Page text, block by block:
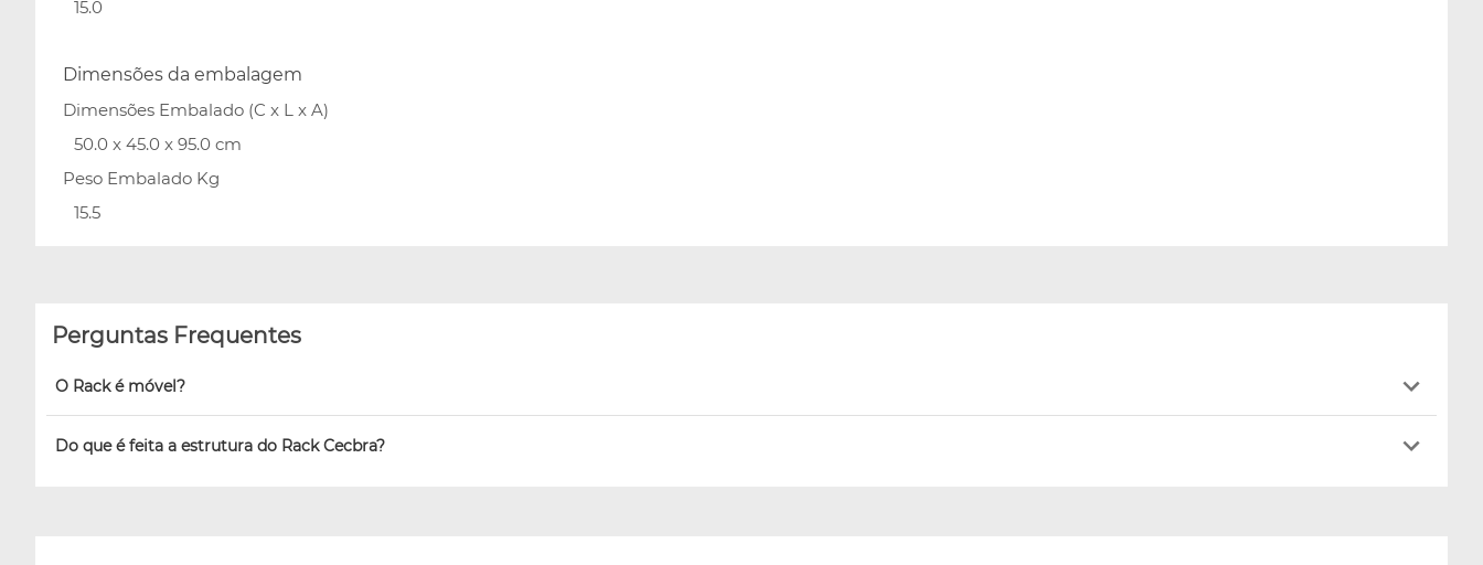
15.0
Dimensões da embalagem
Dimensões Embalado (C x L x A)
50.0 x 45.0 x 95.0 cm
Peso Embalado Kg
15.5
Perguntas Frequentes
O Rack é móvel?
Do que é feita a estrutura do Rack Cecbra?